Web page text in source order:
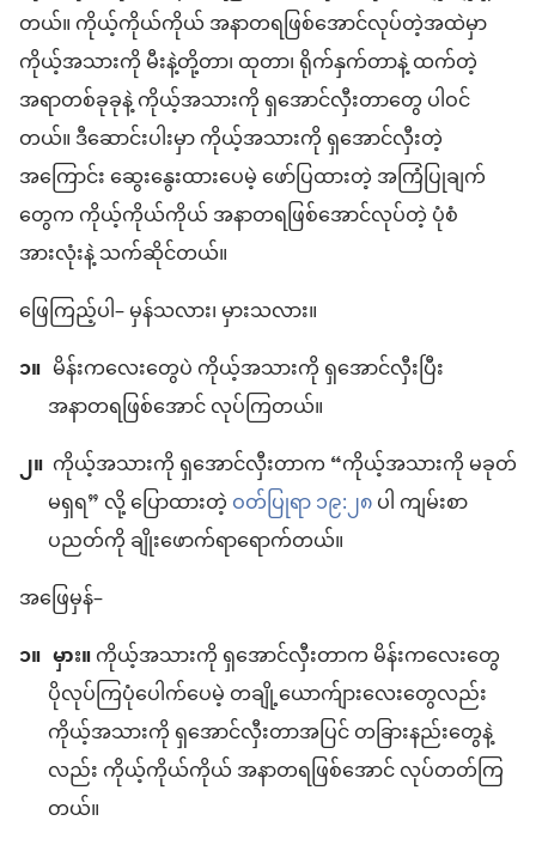
တယ်။ ကိုယ့်ကိုယ်ကိုယ် အနာတရဖြစ်အောင်လုပ်တဲ့အထဲမှာ
ကိုယ့်အသားကို မီးနဲ့တို့တာ၊ ထုတာ၊ ရိုက်နှက်တာနဲ့ ထက်တဲ့
အရာတစ်ခုခုနဲ့ ကိုယ့်အသားကို ရှအောင်လှီးတာတွေ ပါဝင်
တယ်။ ဒီဆောင်းပါးမှာ ကိုယ့်အသားကို ရှအောင်လှီးတဲ့
အကြောင်း ဆွေးနွေးထားပေမဲ့ ဖော်ပြထားတဲ့ အကြံပြုချက်
တွေက ကိုယ့်ကိုယ်ကိုယ် အနာတရဖြစ်အောင်လုပ်တဲ့ ပုံစံ
အားလုံးနဲ့ သက်ဆိုင်တယ်။
ဖြေကြည့်ပါ– မှန်သလား၊ မှားသလား။
၁။ မိန်းကလေးတွေပဲ ကိုယ့်အသားကို ရှအောင်လှီးပြီး
အနာတရဖြစ်အောင် လုပ်ကြတယ်။
၂။ ကိုယ့်အသားကို ရှအောင်လှီးတာက “ကိုယ့်အသားကို မခုတ်
မရှရ” လို့ ပြောထားတဲ့ဝတ်ပြုရာ ၁၉:၂၈ပါ ကျမ်းစာ
ပညတ်ကို ချိုးဖောက်ရာရောက်တယ်။
အဖြေမှန်–
၁။ မှား။ကိုယ့်အသားကို ရှအောင်လှီးတာက မိန်းကလေးတွေ
ပိုလုပ်ကြပုံပေါက်ပေမဲ့ တချို့ယောက်ျားလေးတွေလည်း
ကိုယ့်အသားကို ရှအောင်လှီးတာအပြင် တခြားနည်းတွေနဲ့
လည်း ကိုယ့်ကိုယ်ကိုယ် အနာတရဖြစ်အောင် လုပ်တတ်ကြ
တယ်။